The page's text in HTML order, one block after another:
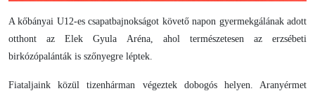
A kőbányai U12-es csapatbajnokságot követő napon gyermekgálának adott
otthont az Elek Gyula Aréna, ahol természetesen az erzsébeti
birkózópalánták is szőnyegre léptek.
Fiataljaink közül tizenhárman végeztek dobogós helyen. Aranyérmet